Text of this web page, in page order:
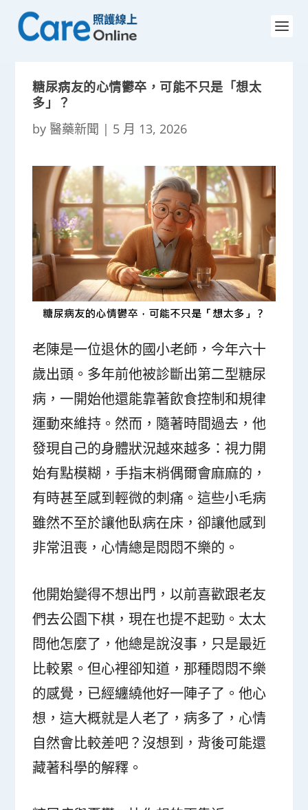
糖尿病友的心情鬱卒，可能不只是「想太
多」？
by 醫藥新聞 | 5 月 13, 2026
老陳是一位退休的國小老師，今年六十
歲出頭。多年前他被診斷出第二型糖尿
病，一開始他還能靠著飲食控制和規律
運動來維持。然而，隨著時間過去，他
發現自己的身體狀況越來越多：視力開
始有點模糊，手指末梢偶爾會麻麻的，
有時甚至感到輕微的刺痛。這些小毛病
雖然不至於讓他臥病在床，卻讓他感到
非常沮喪，心情總是悶悶不樂的。
他開始變得不想出門，以前喜歡跟老友
們去公園下棋，現在也提不起勁。太太
問他怎麼了，他總是說沒事，只是最近
比較累。但心裡卻知道，那種悶悶不樂
的感覺，已經纏繞他好一陣子了。他心
想，這大概就是人老了，病多了，心情
自然會比較差吧？沒想到，背後可能還
藏著科學的解釋。